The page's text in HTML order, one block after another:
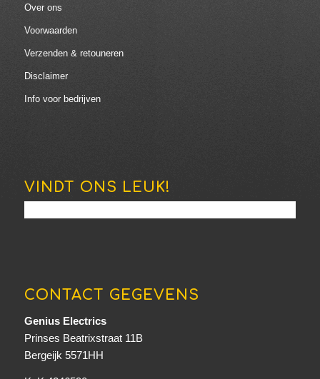
Over ons
Voorwaarden
Verzenden & retouneren
Disclaimer
Info voor bedrijven
VINDT ONS LEUK!
CONTACT GEGEVENS
Genius Electrics
Prinses Beatrixstraat 11B
Bergeijk 5571HH